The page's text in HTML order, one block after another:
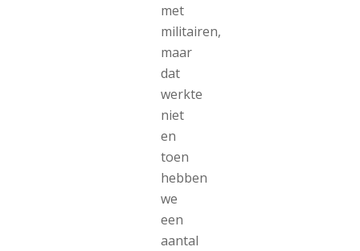
met
militairen,
maar
dat
werkte
niet
en
toen
hebben
we
een
aantal